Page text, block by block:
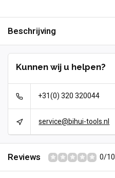
Beschrijving
Kunnen wij u helpen?
+31(0) 320 320044
service@bihui-tools.nl
Reviews 0/10